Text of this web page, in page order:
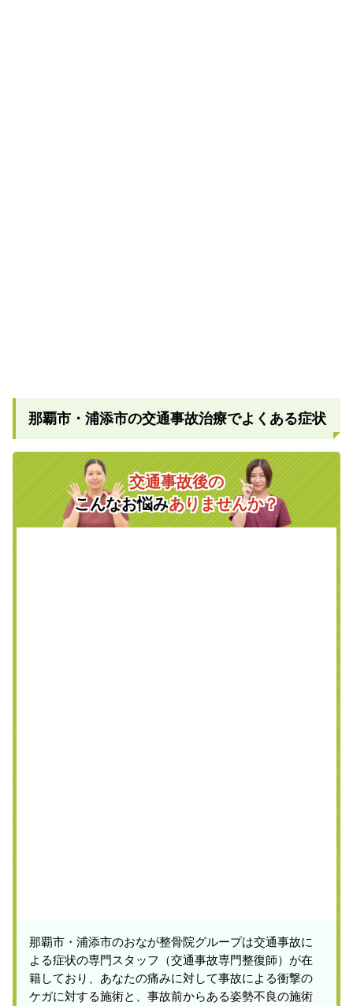
那覇市・浦添市の交通事故治療でよくある症状
交通事故後の
こんなお悩みありませんか？
那覇市・浦添市のおなが整骨院グループは交通事故に
よる症状の専門スタッフ（交通事故専門整復師）が在
籍しており、あなたの痛みに対して事故による衝撃の
ケガに対する施術と、事故前からある姿勢不良の施術